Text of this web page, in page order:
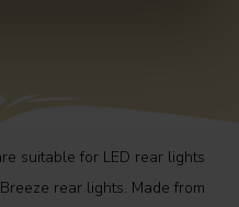
suitable for LED rear lights
rear lights. Made from